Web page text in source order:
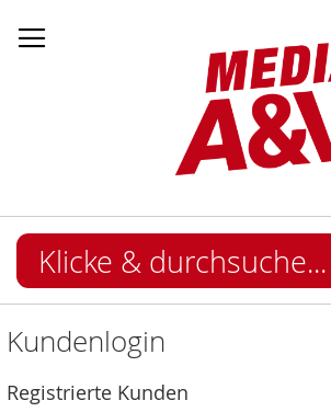
Kundenlogin
Registrierte Kunden